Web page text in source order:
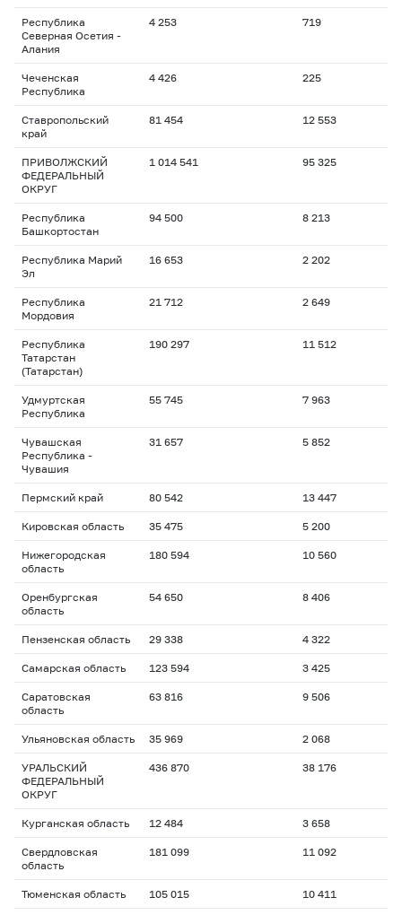
Республика
Северная Осетия -
Алания
4 253 719
Чеченская
Республика
4 426 225
Ставропольский
край
81 454 12 553
ПРИВОЛЖСКИЙ
ФЕДЕРАЛЬНЫЙ
ОКРУГ
1 014 541 95 325
Республика
Башкортостан
94 500 8 213
Республика Марий
Эл
16 653 2 202
Республика
Мордовия
21 712 2 649
Республика
Татарстан
(Татарстан)
190 297 11 512
Удмуртская
Республика
55 745 7 963
Чувашская
Республика -
Чувашия
31 657 5 852
Пермский край 80 542 13 447
Кировская область 35 475 5 200
Нижегородская
область
180 594 10 560
Оренбургская
область
54 650 8 406
Пензенская область 29 338 4 322
Самарская область 123 594 3 425
Саратовская
область
63 816 9 506
Ульяновская область 35 969 2 068
УРАЛЬСКИЙ
ФЕДЕРАЛЬНЫЙ
ОКРУГ
436 870 38 176
Курганская область 12 484 3 658
Свердловская
область
181 099 11 092
Тюменская область 105 015 10 411